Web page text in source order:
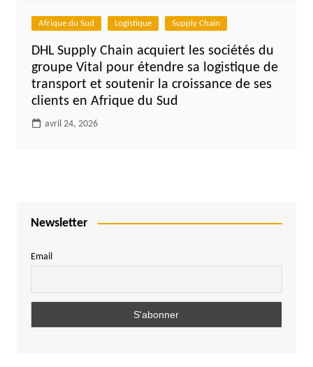
Afrique du Sud Logistique Supply Chain
DHL Supply Chain acquiert les sociétés du
groupe Vital pour étendre sa logistique de
transport et soutenir la croissance de ses
clients en Afrique du Sud
avril 24, 2026
Newsletter
Email